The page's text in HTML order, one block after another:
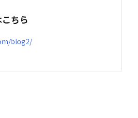
ちら
blog2/